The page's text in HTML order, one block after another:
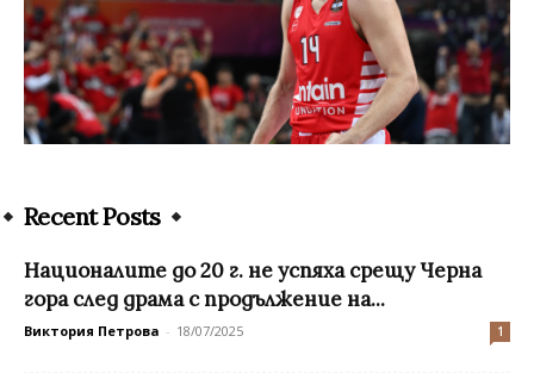
Recent Posts
Националите до 20 г. не успяха срещу Черна
гора след драма с продължение на...
Виктория Петрова - 18/07/2025 1